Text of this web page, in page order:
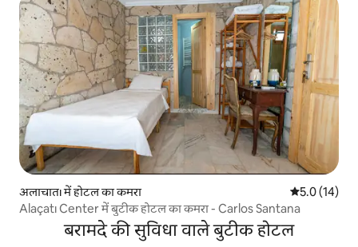
अलाचातı में होटल का कमरा औसत रेटिंग 5
5.0 (14)
Alaçatı Center में बुटीक होटल का कमरा - Carlos Santana
बरामदे की सुविधा वाले बुटीक होटल